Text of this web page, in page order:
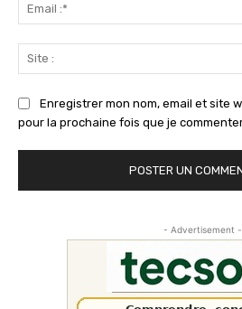
Enregistrer mon nom, email et site
pour la prochaine fois que je
- Advertisement -